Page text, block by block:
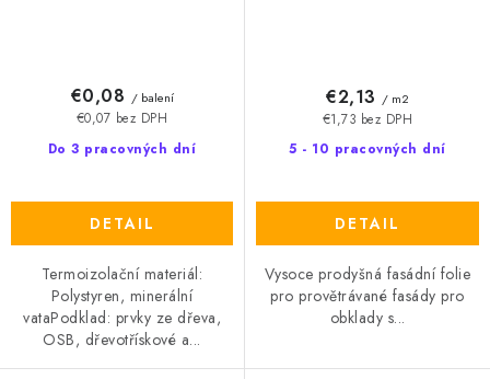
Do 3 pracovných dní
€0,07 bez DPH
€0,08 / balení
DETAIL
Termoizolační materiál:
Polystyren, minerální
vataPodklad: prvky ze dřeva,
OSB, dřevotřískové a...
5 - 10 pracovných dní
€1,73 bez DPH
€2,13 / m2
DETAIL
Vysoce prodyšná fasádní folie
pro provětrávané fasády pro
obklady s...